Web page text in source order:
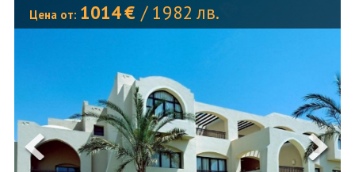
ОЩЕ
ФИРМЕНИ ДОКУМЕНТИ
0700 144 34 Запитване
Цена от: 1014€ / 1982 лв.